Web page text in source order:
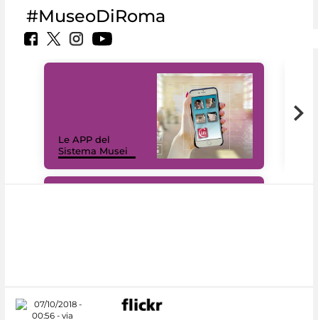
#MuseoDiRoma
Le APP del
Sistema Musei